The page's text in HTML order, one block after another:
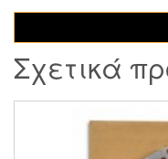
Σχετικά